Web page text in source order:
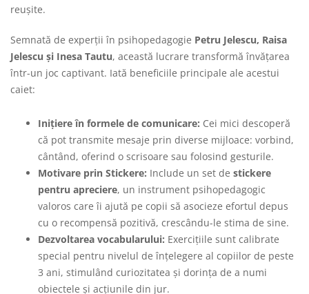
reușite.
Semnată de experții în psihopedagogie Petru Jelescu, Raisa
Jelescu și Inesa Tautu, această lucrare transformă învățarea
într-un joc captivant. Iată beneficiile principale ale acestui
caiet:
Inițiere în formele de comunicare: Cei mici descoperă
că pot transmite mesaje prin diverse mijloace: vorbind,
cântând, oferind o scrisoare sau folosind gesturile.
Motivare prin Stickere: Include un set de stickere
pentru apreciere, un instrument psihopedagogic
valoros care îi ajută pe copii să asocieze efortul depus
cu o recompensă pozitivă, crescându-le stima de sine.
Dezvoltarea vocabularului: Exercițiile sunt calibrate
special pentru nivelul de înțelegere al copiilor de peste
3 ani, stimulând curiozitatea și dorința de a numi
obiectele și acțiunile din jur.